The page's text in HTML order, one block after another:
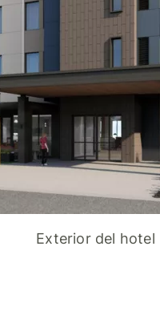
Exterior del hotel